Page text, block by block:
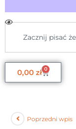
0,00 zł 0
Poprzedni wpis